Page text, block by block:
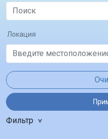
Локация
Фильтр